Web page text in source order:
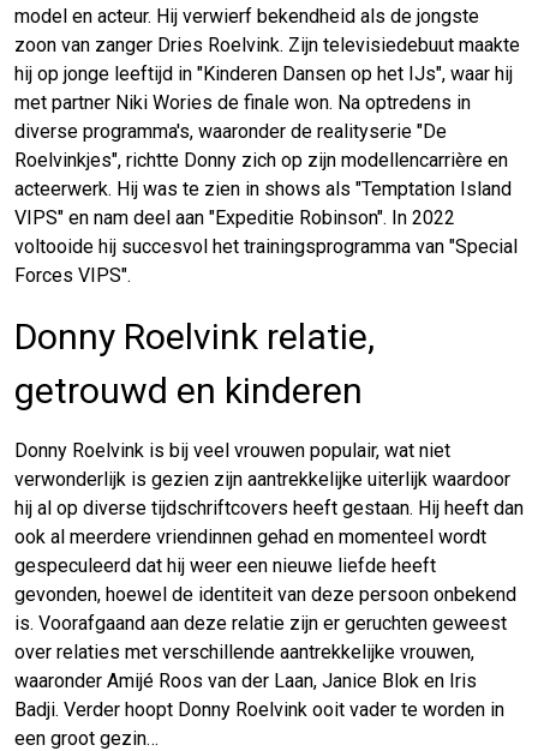
model en acteur. Hij verwierf bekendheid als de jongste
zoon van zanger Dries Roelvink. Zijn televisiedebuut maakte
hij op jonge leeftijd in "Kinderen Dansen op het IJs", waar hij
met partner Niki Wories de finale won. Na optredens in
diverse programma's, waaronder de realityserie "De
Roelvinkjes", richtte Donny zich op zijn modellencarrière en
acteerwerk. Hij was te zien in shows als "Temptation Island
VIPS" en nam deel aan "Expeditie Robinson". In 2022
voltooide hij succesvol het trainingsprogramma van "Special
Forces VIPS".
Donny Roelvink relatie,
getrouwd en kinderen
Donny Roelvink is bij veel vrouwen populair, wat niet
verwonderlijk is gezien zijn aantrekkelijke uiterlijk waardoor
hij al op diverse tijdschriftcovers heeft gestaan. Hij heeft dan
ook al meerdere vriendinnen gehad en momenteel wordt
gespeculeerd dat hij weer een nieuwe liefde heeft
gevonden, hoewel de identiteit van deze persoon onbekend
is. Voorafgaand aan deze relatie zijn er geruchten geweest
over relaties met verschillende aantrekkelijke vrouwen,
waaronder Amijé Roos van der Laan, Janice Blok en Iris
Badji. Verder hoopt Donny Roelvink ooit vader te worden in
een groot gezin…